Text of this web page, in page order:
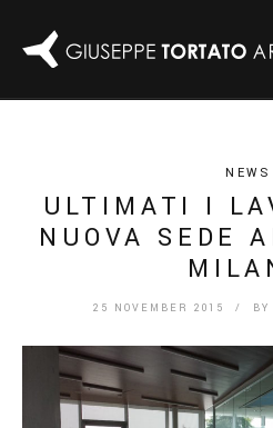
NEWS
ULTIMATI I
NUOVA SEDE
25 NOVEMBER 2015 / BY